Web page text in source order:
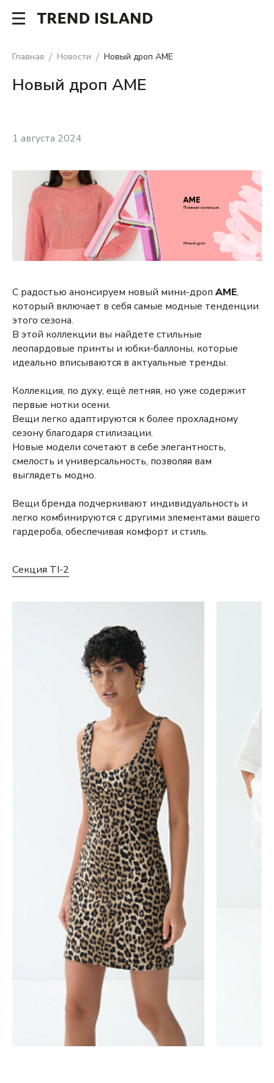
Главная Новости Новый дроп AME
Новый дроп AME
1 августа 2024
С радостью анонсируем новый мини-дроп AME,
который включает в себя самые модные тенденции
этого сезона.
В этой коллекции вы найдете стильные
леопардовые принты и юбки-баллоны, которые
идеально вписываются в актуальные тренды.
Коллекция, по духу, ещё летняя, но уже содержит
первые нотки осени.
Вещи легко адаптируются к более прохладному
сезону благодаря стилизации.
Новые модели сочетают в себе элегантность,
смелость и универсальность, позволяя вам
выглядеть модно.
Вещи бренда подчеркивают индивидуальность и
легко комбинируются с другими элементами вашего
гардероба, обеспечивая комфорт и стиль.
Секция TI-2